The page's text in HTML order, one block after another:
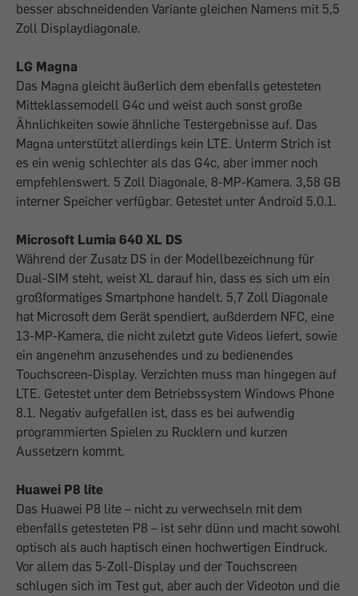
besser abschneidenden Variante gleichen Namens mit 5,5
Zoll Displaydiagonale.
LG Magna
Das Magna gleicht äußerlich dem ebenfalls getesteten
Mitteklassemodell G4c und weist auch sonst große
Ähnlichkeiten sowie ähnliche Testergebnisse auf. Das
Magna unterstützt allerdings kein LTE. Unterm Strich ist
es ein wenig schlechter als das G4c, aber immer noch
empfehlenswert. 5 Zoll Diagonale, 8-MP-Kamera. 3,58 GB
interner Speicher verfügbar. Getestet unter Android 5.0.1.
Microsoft Lumia 640 XL DS
Während der Zusatz DS in der Modellbezeichnung für
Dual-SIM steht, weist XL darauf hin, dass es sich um ein
großformatiges Smartphone handelt. 5,7 Zoll Diagonale
hat Microsoft dem Gerät spendiert, außderdem NFC, eine
13-MP-Kamera, die nicht zuletzt gute Videos liefert, sowie
ein angenehm anzusehendes und zu bedienendes
Touchscreen-Display. Verzichten muss man hingegen auf
LTE. Getestet unter dem Betriebssystem Windows Phone
8.1. Negativ aufgefallen ist, dass es bei aufwendig
programmierten Spielen zu Rucklern und kurzen
Aussetzern kommt.
Huawei P8 lite
Das Huawei P8 lite – nicht zu verwechseln mit dem
ebenfalls getesteten P8 – ist sehr dünn und macht sowohl
optisch als auch haptisch einen hochwertigen Eindruck.
Vor allem das 5-Zoll-Display und der Touchscreen
schlugen sich im Test gut, aber auch der Videoton und die